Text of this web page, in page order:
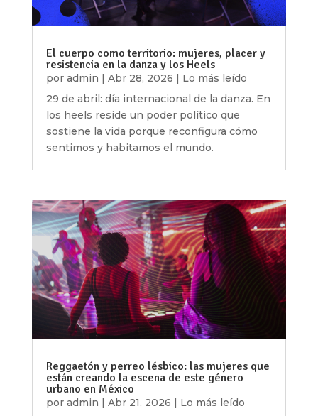
El cuerpo como territorio: mujeres, placer y
resistencia en la danza y los Heels
por admin Abr 28, 2026
Lo más leído
29 de abril: día internacional de la danza. En
los heels reside un poder político que
sostiene la vida porque reconfigura cómo
sentimos y habitamos el mundo.
Reggaetón y perreo lésbico: las mujeres que
están creando la escena de este género
urbano en México
por admin Abr 21, 2026
Lo más leído